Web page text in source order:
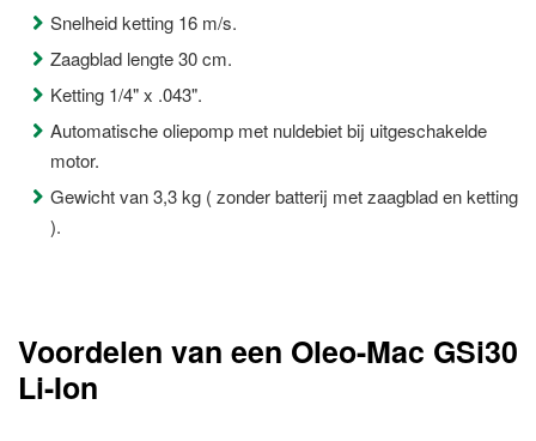
Snelheid ketting 16 m/s.
Zaagblad lengte 30 cm.
Ketting 1/4" x .043".
Automatische oliepomp met nuldebiet bij uitgeschakelde
motor.
Gewicht van 3,3 kg ( zonder batterij met zaagblad en ketting
).
Voordelen van een Oleo-Mac GSi30
Li-Ion